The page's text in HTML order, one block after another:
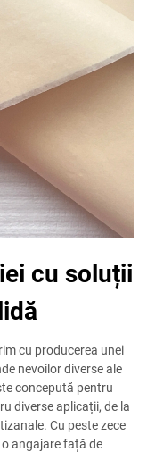
cu soluții
cu producerea unei
nevoilor diverse ale
concepută pentru
diverse aplicații, de la
Cu peste zece
angajare față de